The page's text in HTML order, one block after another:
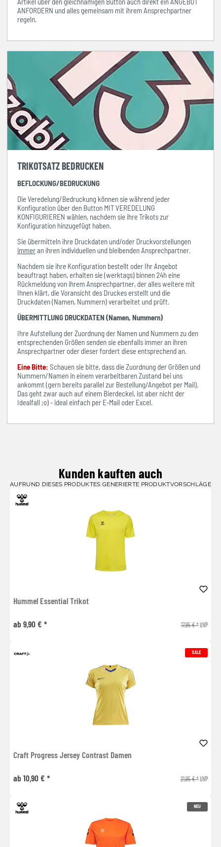
ANFORDERN und alles gemeinsam mit ihrem Ansprechpartner
regeln.
TRIKOTSATZ BEDRUCKEN
BEFLOCKUNG/BEDRUCKUNG
Die Veredelung/Bedruckung können sie während jeder
Konfiguration über den Button MIT VEREDELUNG
KONFIGURIEREN wählen, nachdem sie ihre Trikots zur
Konfiguration hinzugefügt haben.
Sie übermitteln ihre Druckdaten und/oder Druckvorstellungen
immeran ihren individuellen und bleibenden Ansprechpartner.
Nachdem sie ihre Konfiguration bestellt oder Ihr Angebot
beauftragt haben, erhalten sie (werktags) binnen 24h eine
Rückmeldung von ihrem Ansprechpartner, der alles weitere mit
Ihnen klärt, die Voransicht des Druckes erstellt und die
Druckdaten (Namen, Nummern) verarbeitet und prüft.
ÜBERMITTLUNG DRUCKDATEN (Namen, Nummern)
Ihre Aufstellung der Zuordnung der Namen und Nummern zu den
entsprechenden Größen senden sie ebenfalls immer an ihren
Ansprechpartner oder dieser fordert diese entsprechend an.
Eine Bitte: Schauen sie bitte, dass die Zuordnung der Größen und
Nummern/Namen in einem verarbeitbaren Zustand bei uns
ankommt (gern bereits parallel zur Bestellung/Angebot per Mail).
Das geht zwar auch auf einem Bierdeckel, ist aber nicht der
Idealfall ;o) - ideal einfach per E-Mail oder Excel.
Kunden kauften auch
AUFRUND DIESES PRODUKTES GENERIERTE PRODUKTVORSCHLÄGE
Hummel Essential Trikot
ab 9,90 € * 17,95 € *UVP
SALE
Craft Progress Jersey Contrast Damen
ab 10,90 € * 21,95 € *UVP
NEU